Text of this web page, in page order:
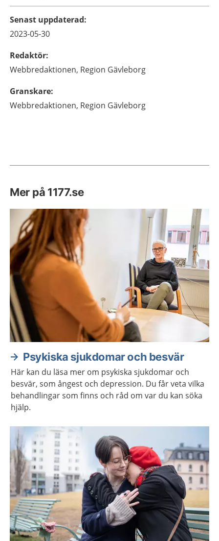
Senast uppdaterad:
2023-05-30
Redaktör:
Webbredaktionen, Region Gävleborg
Granskare:
Webbredaktionen, Region Gävleborg
Mer på 1177.se
Psykiska sjukdomar och besvär
Här kan du läsa mer om psykiska sjukdomar och
besvär, som ångest och depression. Du får veta vilka
behandlingar som finns och råd om var du kan söka
hjälp.